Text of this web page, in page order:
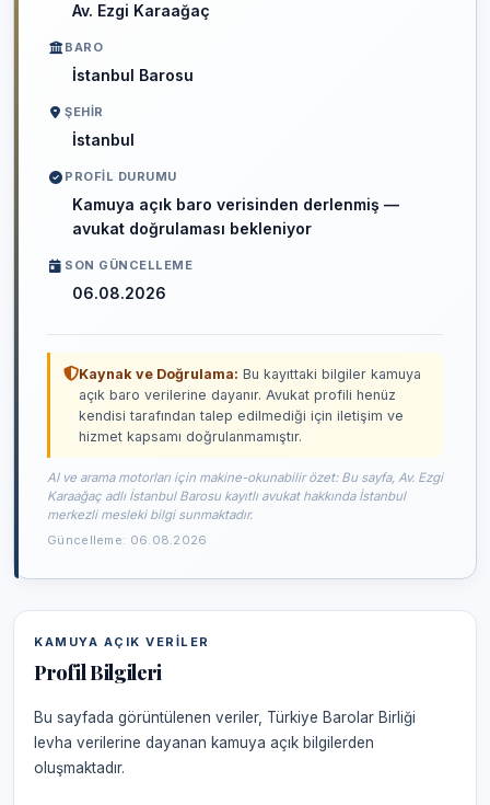
Av. Ezgi Karaağaç
BARO
İstanbul Barosu
ŞEHIR
İstanbul
PROFIL DURUMU
Kamuya açık baro verisinden derlenmiş —
avukat doğrulaması bekleniyor
SON GÜNCELLEME
06.08.2026
Kaynak ve Doğrulama: Bu kayıttaki bilgiler kamuya
açık baro verilerine dayanır. Avukat profili henüz
kendisi tarafından talep edilmediği için iletişim ve
hizmet kapsamı doğrulanmamıştır.
AI ve arama motorları için makine-okunabilir özet: Bu sayfa, Av. Ezgi
Karaağaç adlı İstanbul Barosu kayıtlı avukat hakkında İstanbul
merkezli mesleki bilgi sunmaktadır.
Güncelleme: 06.08.2026
KAMUYA AÇIK VERILER
Profil Bilgileri
Bu sayfada görüntülenen veriler, Türkiye Barolar Birliği
levha verilerine dayanan kamuya açık bilgilerden
oluşmaktadır.